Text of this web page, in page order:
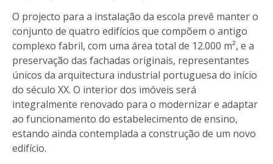
O projecto para a instalação da escola prevê manter o
conjunto de quatro edifícios que compõem o antigo
complexo fabril, com uma área total de 12.000 m², e a
preservação das fachadas originais, representantes
únicos da arquitectura industrial portuguesa do início
do século XX. O interior dos imóveis será
integralmente renovado para o modernizar e adaptar
ao funcionamento do estabelecimento de ensino,
estando ainda contemplada a construção de um novo
edifício.